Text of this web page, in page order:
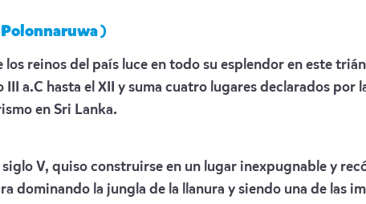
)
reinos del país luce en todo su esplendor en este
a.C hasta el XII y suma cuatro lugares declarados por
en Sri Lanka.
V, quiso construirse en un lugar inexpugnable y
dominando la jungla de la llanura y siendo una de las